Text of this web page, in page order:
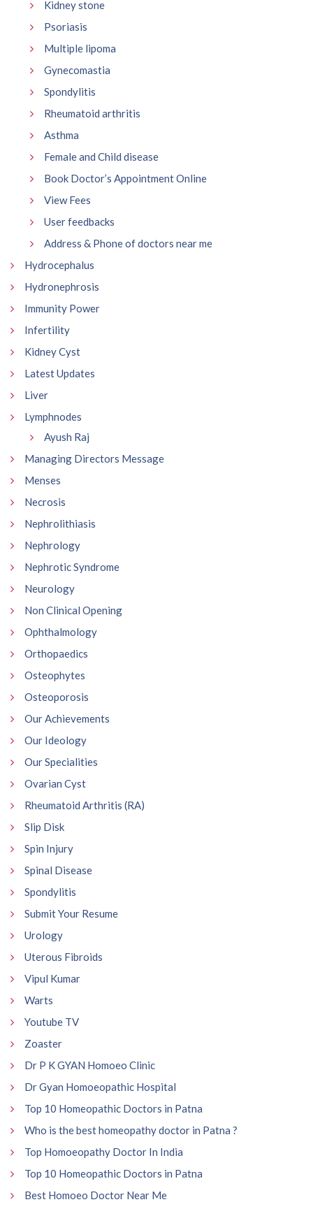
Kidney stone
Psoriasis
Multiple lipoma
Gynecomastia
Spondylitis
Rheumatoid arthritis
Asthma
Female and Child disease
Book Doctor’s Appointment Online
View Fees
User feedbacks
Address & Phone of doctors near me
Hydrocephalus
Hydronephrosis
Immunity Power
Infertility
Kidney Cyst
Latest Updates
Liver
Lymphnodes
Ayush Raj
Managing Directors Message
Menses
Necrosis
Nephrolithiasis
Nephrology
Nephrotic Syndrome
Neurology
Non Clinical Opening
Ophthalmology
Orthopaedics
Osteophytes
Osteoporosis
Our Achievements
Our Ideology
Our Specialities
Ovarian Cyst
Rheumatoid Arthritis (RA)
Slip Disk
Spin Injury
Spinal Disease
Spondylitis
Submit Your Resume
Urology
Uterous Fibroids
Vipul Kumar
Warts
Youtube TV
Zoaster
Dr P K GYAN Homoeo Clinic
Dr Gyan Homoeopathic Hospital
Top 10 Homeopathic Doctors in Patna
Who is the best homeopathy doctor in Patna ?
Top Homoeopathy Doctor In India
Top 10 Homeopathic Doctors in Patna
Best Homoeo Doctor Near Me